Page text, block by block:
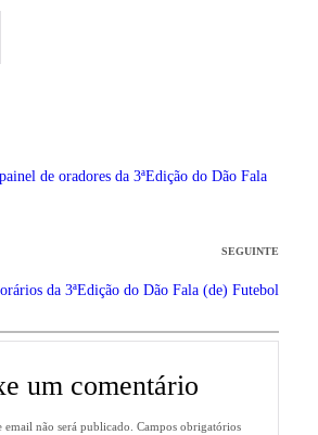
de oradores da 3ªEdição do Dão Fala
SEGUINTE
da 3ªEdição do Dão Fala (de) Futebol
um comentário
email não será publicado. Campos obrigatórios